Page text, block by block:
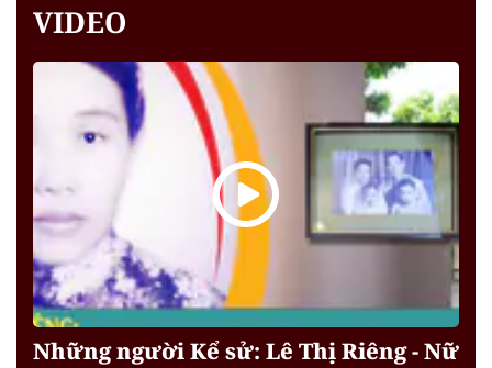
VIDEO
Những người Kể sử: Lê Thị Riêng - Nữ